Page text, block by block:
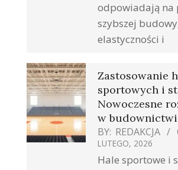
odpowiadają na
szybszej
elastyczności i
Zastosowanie
sportowych i
Nowoczesne
w
BY: REDAKCJA
LUTEGO, 2026
Hale sportowe i